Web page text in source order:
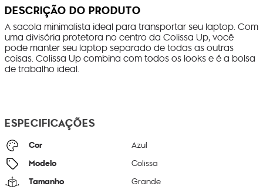
DESCRIÇÃO DO PRODUTO
A sacola minimalista ideal para transportar seu laptop. Com
uma divisória protetora no centro da Colissa Up, você
pode manter seu laptop separado de todas as outras
coisas. Colissa Up combina com todos os looks e é a bolsa
de trabalho ideal.
ESPECIFICAÇÕES
Cor Azul
Modelo Colissa
Tamanho Grande